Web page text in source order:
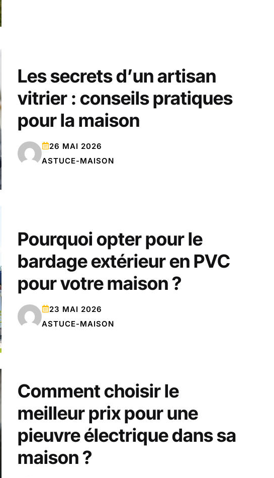
Les secrets d’un artisan
vitrier : conseils pratiques
pour la maison
26 MAI 2026
ASTUCE-MAISON
Pourquoi opter pour le
bardage extérieur en PVC
pour votre maison ?
23 MAI 2026
ASTUCE-MAISON
Comment choisir le
meilleur prix pour une
pieuvre électrique dans sa
maison ?